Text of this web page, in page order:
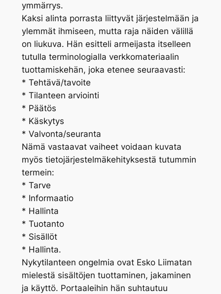
ymmärrys.
Kaksi alinta porrasta liittyvät järjestelmään ja
ylemmät ihmiseen, mutta raja näiden välillä
on liukuva. Hän esitteli armeijasta itselleen
tutulla terminologialla verkkomateriaalin
tuottamiskehän, joka etenee seuraavasti:
* Tehtävä/tavoite
* Tilanteen arviointi
* Päätös
* Käskytys
* Valvonta/seuranta
Nämä vastaavat vaiheet voidaan kuvata
myös tietojärjestelmäkehityksestä tutummin
termein:
* Tarve
* Informaatio
* Hallinta
* Tuotanto
* Sisällöt
* Hallinta.
Nykytilanteen ongelmia ovat Esko Liimatan
mielestä sisältöjen tuottaminen, jakaminen
ja käyttö. Portaaleihin hän suhtautuu